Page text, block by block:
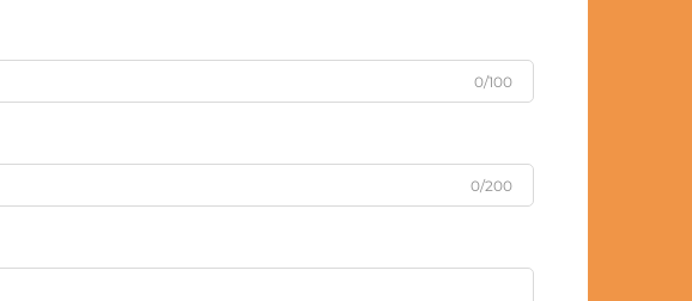
0/100
0/200